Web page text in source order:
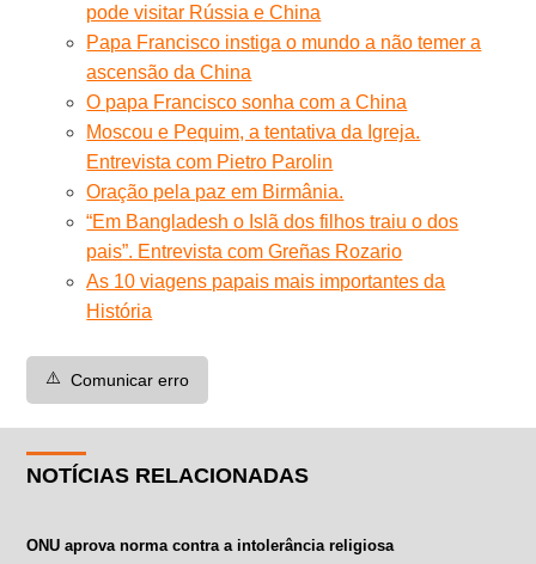
pode visitar Rússia e China
Papa Francisco instiga o mundo a não temer a
ascensão da China
O papa Francisco sonha com a China
Moscou e Pequim, a tentativa da Igreja.
Entrevista com Pietro Parolin
Oração pela paz em Birmânia.
“Em Bangladesh o Islã dos filhos traiu o dos
pais”. Entrevista com Greñas Rozario
As 10 viagens papais mais importantes da
História
⚠️ Comunicar erro
NOTÍCIAS RELACIONADAS
ONU aprova norma contra a intolerância religiosa